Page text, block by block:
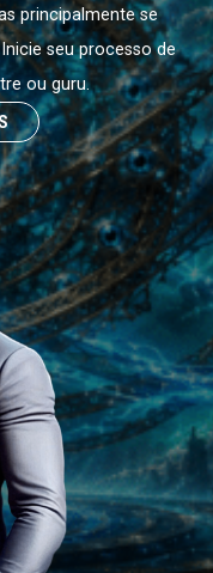
muito mais. Mas
é e onde está; você,
mestre ou um guru.
principalmente se
seu processo de
ou guru.